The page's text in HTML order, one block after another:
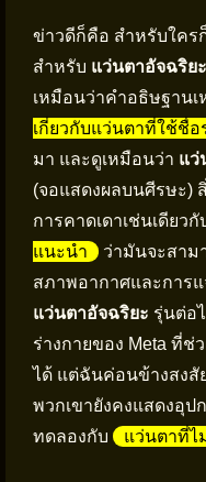
ข่าวดีก็คือ สำหรับใคร
สำหรับ แว่นตาอัจฉริยะ
เหมือนว่าคำอธิษฐาน
เกี่ยวกับแว่นตาที่ใช้ชื่อ
มา และดูเหมือนว่า แว่
(จอแสดงผลบนศีรษะ)
การคาดเดาเช่นเดียว
แนะนำ
ว่ามันจะสาม
สภาพอากาศและการ
แว่นตาอัจฉริยะ รุ่นต่อ
ร่างกายของ Meta ที่
ได้ แต่ฉันค่อนข้างสงสั
พวกเขายังคงแสดงอุป
ทดลองกับ
แว่นตาที่ไ